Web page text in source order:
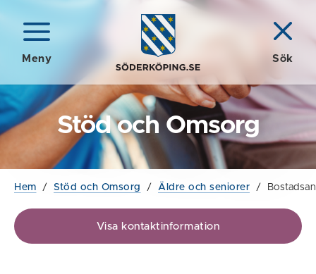
Meny Sök
Stöd och Omsorg
Hem / Stöd och Omsorg / Äldre och seniorer /
Visa kontaktinformation